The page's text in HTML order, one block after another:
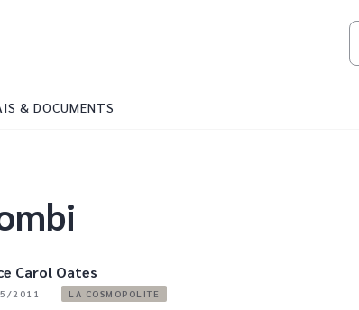
& DOCUMENTS
Carol Oates
2011 LA COSMOPOLITE